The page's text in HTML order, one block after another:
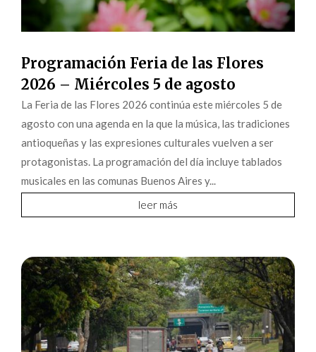
Programación Feria de las Flores
2026 – Miércoles 5 de agosto
La Feria de las Flores 2026 continúa este miércoles 5 de
agosto con una agenda en la que la música, las tradiciones
antioqueñas y las expresiones culturales vuelven a ser
protagonistas. La programación del día incluye tablados
musicales en las comunas Buenos Aires y...
leer más